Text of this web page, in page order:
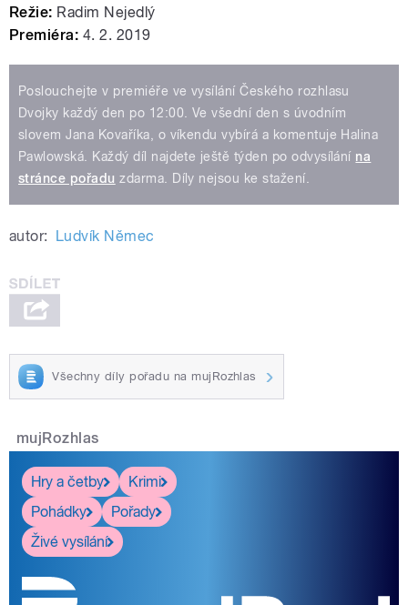
Režie: Radim Nejedlý
Premiéra: 4. 2. 2019
Poslouchejte v premiéře ve vysílání Českého rozhlasu
Dvojky každý den po 12:00. Ve všední den s úvodním
slovem Jana Kovaříka, o víkendu vybírá a komentuje Halina
Pawlowská. Každý díl najdete ještě týden po odvysílání na
stránce pořadu zdarma. Díly nejsou ke stažení.
autor: Ludvík Němec
Všechny díly pořadu na mujRozhlas
mujRozhlas
Hry a četby
Krimi
Pohádky
Pořady
Živé vysílání